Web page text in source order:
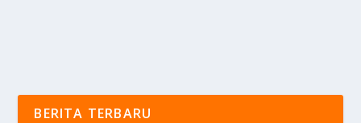
BERITA TERBARU